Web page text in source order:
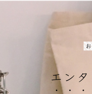
お
エン